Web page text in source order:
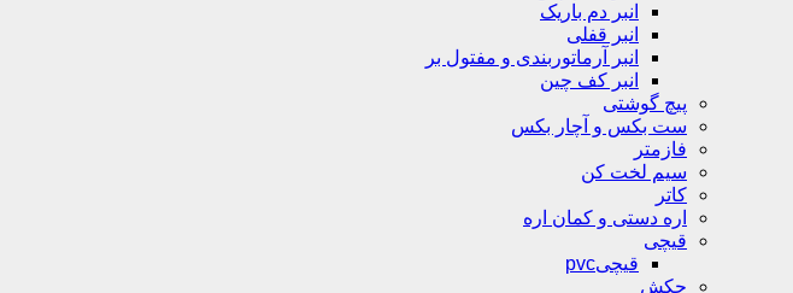
انبر دم باریک
انبر قفلی
انبر آرماتوربندی و مفتول بر
انبر کف چین
پیچ گوشتی
ست بکس و آچار بکس
فازمتر
سیم لخت کن
کاتر
اره دستی و کمان اره
قیچی
قیچیpvc
چکش